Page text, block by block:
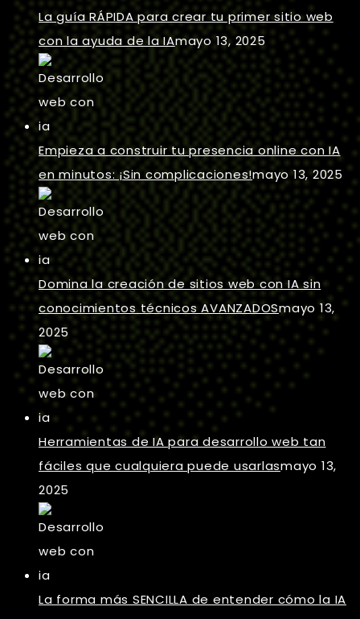
La guía RÁPIDA para crear tu primer sitio web
con la ayuda de la IAmayo 13, 2025
Empieza a construir tu presencia online con IA
en minutos: ¡Sin complicaciones!mayo 13, 2025
Domina la creación de sitios web con IA sin
conocimientos técnicos AVANZADOSmayo 13,
2025
Herramientas de IA para desarrollo web tan
fáciles que cualquiera puede usarlasmayo 13,
2025
La forma más SENCILLA de entender cómo la IA